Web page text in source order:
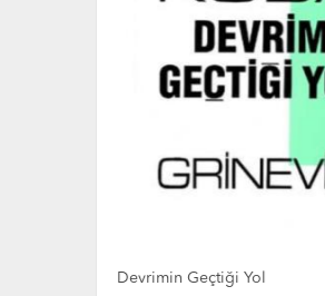
Dün Köleydik Bugün Halkız